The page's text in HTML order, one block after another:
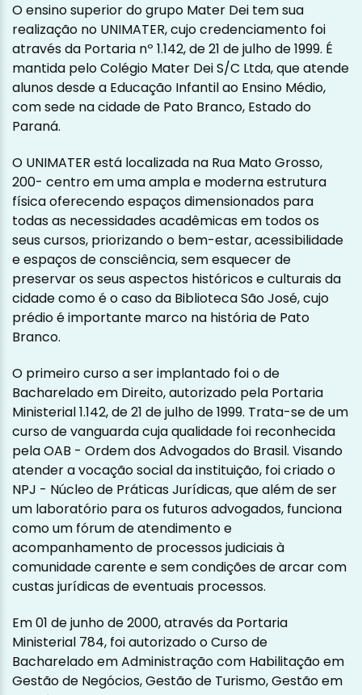
O ensino superior do grupo Mater Dei tem sua
realização no UNIMATER, cujo credenciamento foi
através da Portaria nº 1.142, de 21 de julho de 1999. É
mantida pelo Colégio Mater Dei S/C Ltda, que atende
alunos desde a Educação Infantil ao Ensino Médio,
com sede na cidade de Pato Branco, Estado do
Paraná.
O UNIMATER está localizada na Rua Mato Grosso,
200- centro em uma ampla e moderna estrutura
física oferecendo espaços dimensionados para
todas as necessidades acadêmicas em todos os
seus cursos, priorizando o bem-estar, acessibilidade
e espaços de consciência, sem esquecer de
preservar os seus aspectos históricos e culturais da
cidade como é o caso da Biblioteca São José, cujo
prédio é importante marco na história de Pato
Branco.
O primeiro curso a ser implantado foi o de
Bacharelado em Direito, autorizado pela Portaria
Ministerial 1.142, de 21 de julho de 1999. Trata-se de um
curso de vanguarda cuja qualidade foi reconhecida
pela OAB - Ordem dos Advogados do Brasil. Visando
atender a vocação social da instituição, foi criado o
NPJ - Núcleo de Práticas Jurídicas, que além de ser
um laboratório para os futuros advogados, funciona
como um fórum de atendimento e
acompanhamento de processos judiciais à
comunidade carente e sem condições de arcar com
custas jurídicas de eventuais processos.
Em 01 de junho de 2000, através da Portaria
Ministerial 784, foi autorizado o Curso de
Bacharelado em Administração com Habilitação em
Gestão de Negócios, Gestão de Turismo, Gestão em